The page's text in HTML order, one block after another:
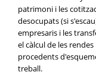
patrimoni i les
desocupats (si
empresaris i les
el càlcul de les
procedents
treball.